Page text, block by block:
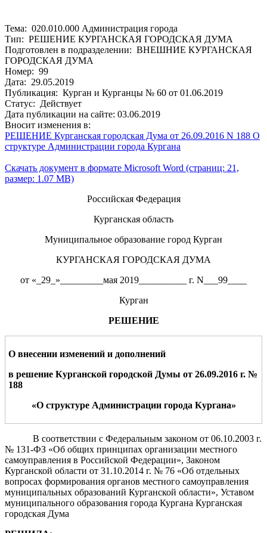
Тема: 020.010.000 Администрация города
Тип: РЕШЕНИЕ КУРГАНСКАЯ ГОРОДСКАЯ ДУМА
Подготовлен в подразделении: ВНЕШНИЕ КУРГАНСКАЯ
ГОРОДСКАЯ ДУМА
Номер: 99
Дата: 29.05.2019
Публикация: Курган и Курганцы № 60 от 01.06.2019
Статус: Действует
Дата публикации на сайте: 03.06.2019
Вносит изменения в:
РЕШЕНИЕ Курганская городская Дума от 26.09.2016 N 188 О
структуре Администрации города Кургана
Скачать документ в формате Microsoft Word (страниц: 21,
размер: 1.07 MB)
Российская Федерация
Курганская область
Муниципальное образование город Курган
КУРГАНСКАЯ ГОРОДСКАЯ ДУМА
от «_29_»_________мая 2019__________ г. N___99____
Курган
РЕШЕНИЕ
О внесении изменений и дополнений
в решение Курганской городской Думы от 26.09.2016 г. №
188
«О структуре Администрации города Кургана»
В соответствии с Федеральным законом от 06.10.2003 г.
№ 131-ФЗ «Об общих принципах организации местного
самоуправления в Российской Федерации», Законом
Курганской области от 31.10.2014 г. № 76 «Об отдельных
вопросах формирования органов местного самоуправления
муниципальных образований Курганской области», Уставом
муниципального образования города Кургана Курганская
городская Дума